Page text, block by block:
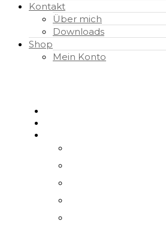
Kontakt
Über mich
Downloads
Shop
Mein Konto